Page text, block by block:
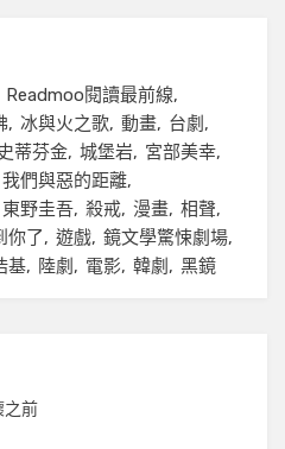
Readmoo閱讀最前線
冰與火之歌 動畫
台劇
蒂芬金 城堡岩
宮部美幸
我們與惡的距離
東野圭吾 殺戒 漫畫 相聲
你了 遊戲 鏡文學驚悚劇場
基 陸劇 電影 韓劇 黑鏡
之前